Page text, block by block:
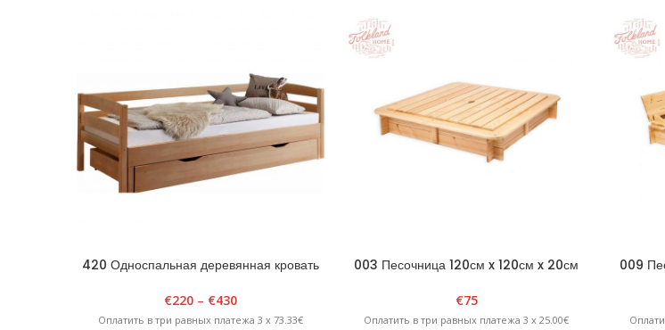
420 Односпальная деревянная кровать
€220 – €430
Оплатить в три равных платежа 3 x 73.33€
003 Песочница 120см x 120см x 20см
натурал
€75
Оплатить в три равных платежа 3 x 25.00€
009